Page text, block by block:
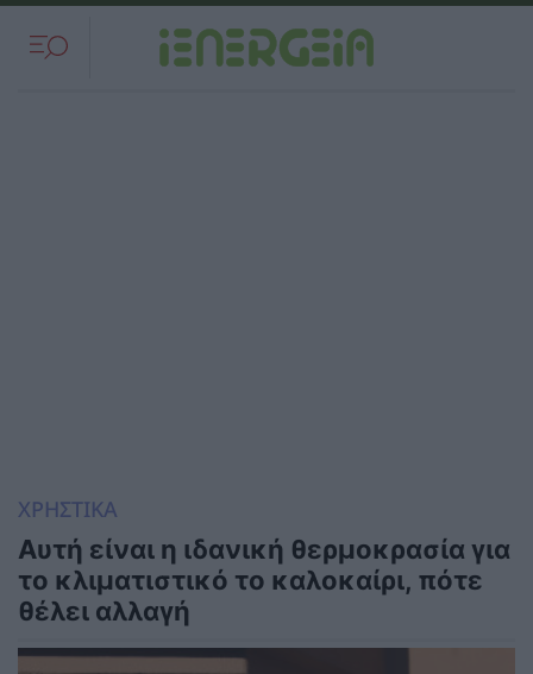
ΧΡΗΣΤΙΚΑ
Αυτή είναι η ιδανική θερμοκρασία για
το κλιματιστικό το καλοκαίρι, πότε
θέλει αλλαγή